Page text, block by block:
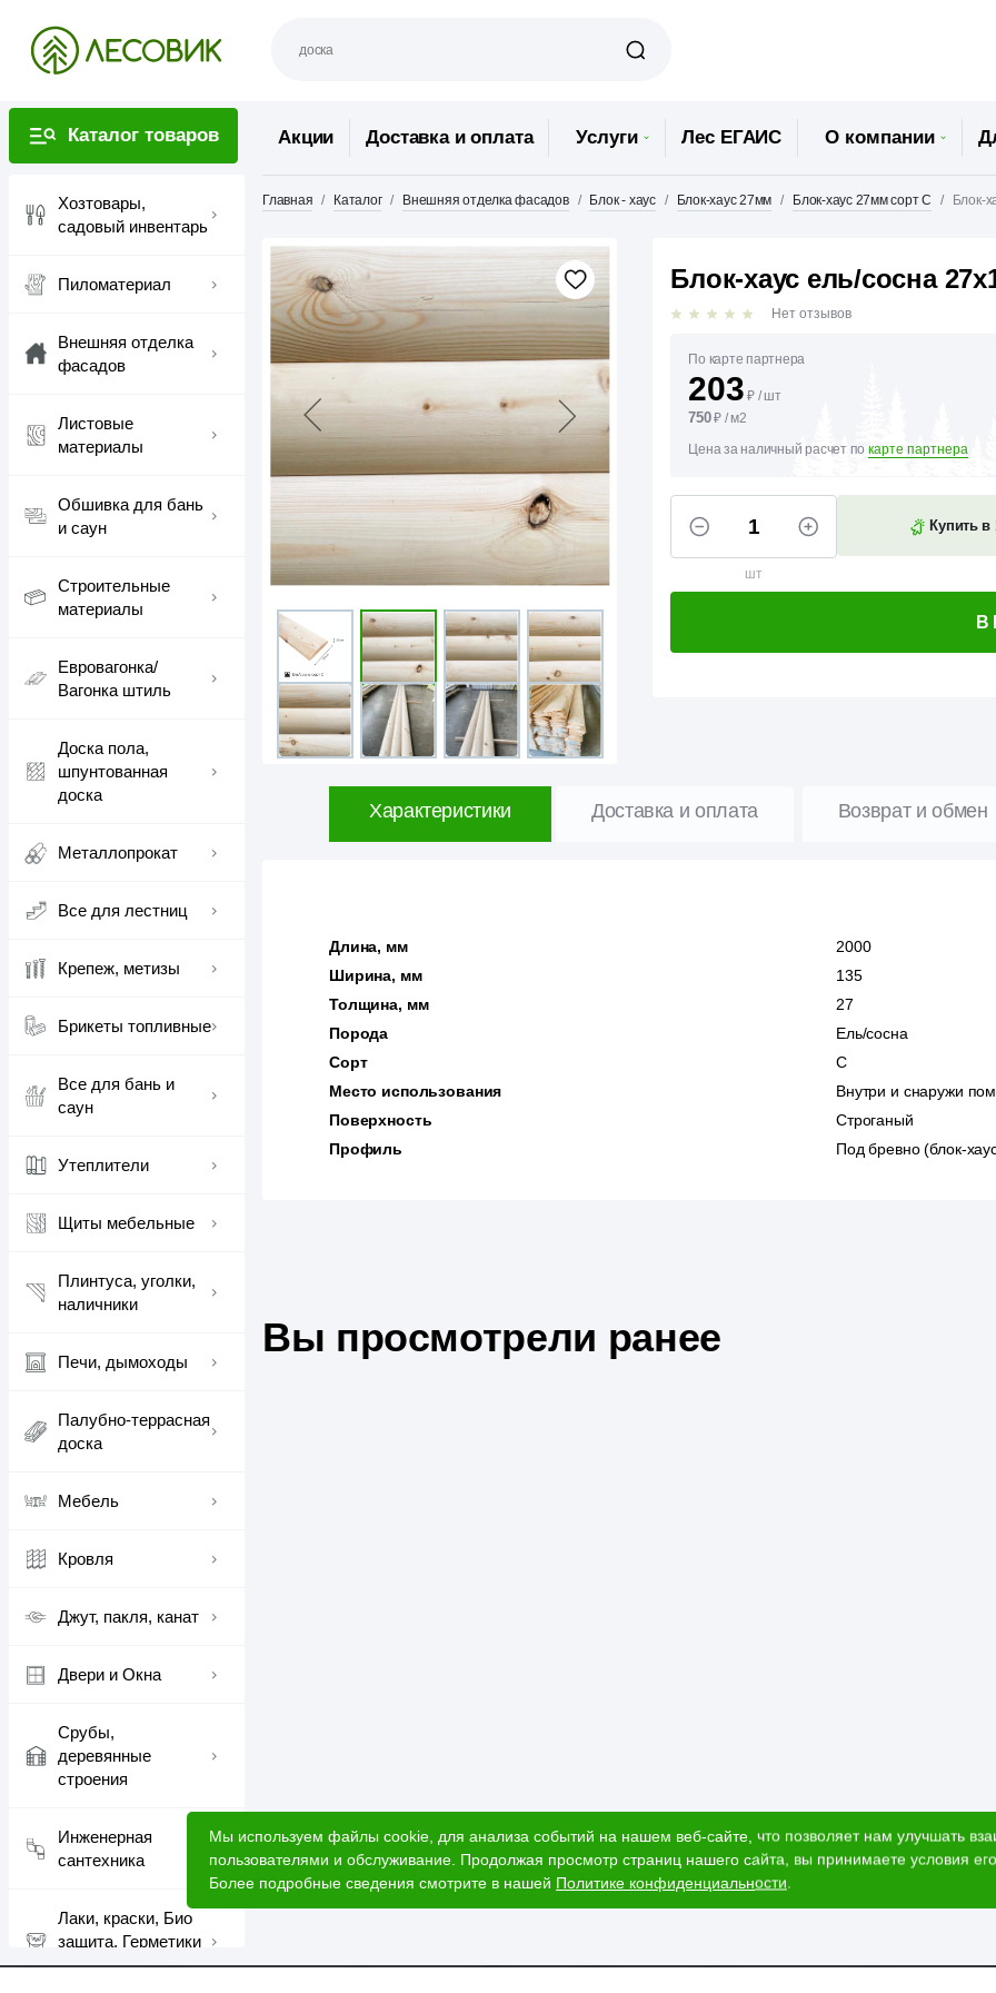
Каталог товаров
Хозтовары,
садовый инвентарь
Пиломатериал
Внешняя отделка
фасадов
Листовые
материалы
Обшивка для бань
и саун
Строительные
материалы
Евровагонка/
Вагонка штиль
Доска пола,
шпунтованная
доска
Металлопрокат
Все для лестниц
Крепеж, метизы
Брикеты топливные
Все для бань и
саун
Утеплители
Щиты мебельные
Плинтуса, уголки,
наличники
Печи, дымоходы
Палубно-террасная
доска
Мебель
Кровля
Джут, пакля, канат
Двери и Окна
Срубы,
деревянные
строения
Инженерная
сантехника
Лаки, краски, Био
защита, Герметики
шовные
Акции Доставка и оплата Услуги Лес ЕГАИС О компании
Главная Каталог Внешняя отделка фасадов Блок - хаус Блок-хаус 27мм Блок-хаус 27мм сорт С Блок-
Блок-хаус ель/сосна
Нет отзывов
По карте партнера
203 ₽ / шт
750₽ / м2
Цена за наличный расчет по карте партнера
шт
Купить в
В
Характеристики Доставка и оплата Возврат и обмен
Длина, мм
2000
Ширина, мм
135
Толщина, мм
27
Порода
Ель/сосна
Сорт
С
Место использования
Внутри и снаружи
Поверхность
Строганый
Профиль
Под бревно (блок-
Вы просмотрели ранее
Мы используем файлы cookie, для анализа событий на нашем веб-сайте, что позволяет нам улучшать
пользователями и обслуживание. Продолжая просмотр страниц нашего сайта, вы принимаете условия
Более подробные сведения смотрите в нашей Политике конфиденциальности.